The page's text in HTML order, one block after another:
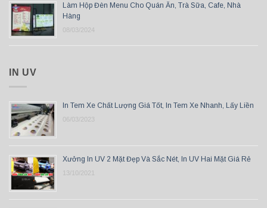
Làm Hộp Đèn Menu Cho Quán Ăn, Trà Sữa, Cafe, Nhà
Hàng
08/03/2024
IN UV
In Tem Xe Chất Lượng Giá Tốt, In Tem Xe Nhanh, Lấy Liền
06/03/2023
Xưởng In UV 2 Mặt Đẹp Và Sắc Nét, In UV Hai Mặt Giá Rẻ
13/10/2021